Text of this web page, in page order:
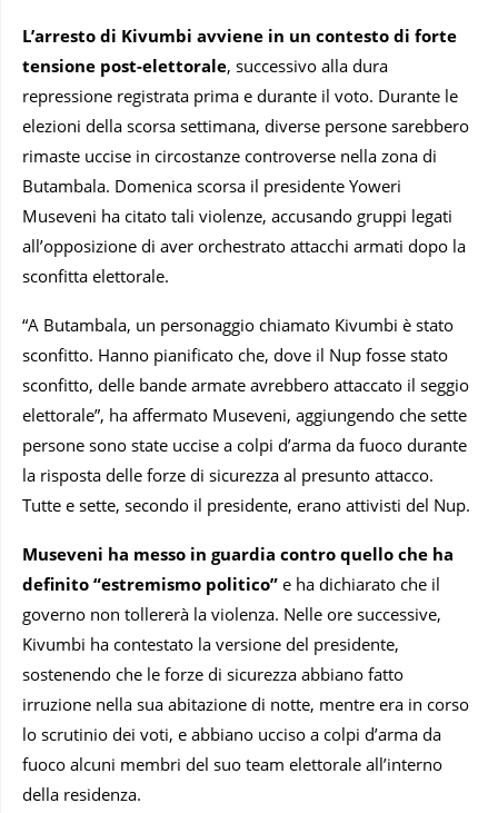
L’arresto di Kivumbi avviene in un contesto di forte
tensione post-elettorale, successivo alla dura
repressione registrata prima e durante il voto. Durante le
elezioni della scorsa settimana, diverse persone sarebbero
rimaste uccise in circostanze controverse nella zona di
Butambala. Domenica scorsa il presidente Yoweri
Museveni ha citato tali violenze, accusando gruppi legati
all’opposizione di aver orchestrato attacchi armati dopo la
sconfitta elettorale.
“A Butambala, un personaggio chiamato Kivumbi è stato
sconfitto. Hanno pianificato che, dove il Nup fosse stato
sconfitto, delle bande armate avrebbero attaccato il seggio
elettorale”, ha affermato Museveni, aggiungendo che sette
persone sono state uccise a colpi d’arma da fuoco durante
la risposta delle forze di sicurezza al presunto attacco.
Tutte e sette, secondo il presidente, erano attivisti del Nup.
Museveni ha messo in guardia contro quello che ha
definito “estremismo politico” e ha dichiarato che il
governo non tollererà la violenza. Nelle ore successive,
Kivumbi ha contestato la versione del presidente,
sostenendo che le forze di sicurezza abbiano fatto
irruzione nella sua abitazione di notte, mentre era in corso
lo scrutinio dei voti, e abbiano ucciso a colpi d’arma da
fuoco alcuni membri del suo team elettorale all’interno
della residenza.